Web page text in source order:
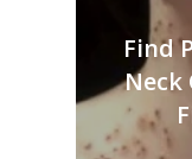
Find
Neck